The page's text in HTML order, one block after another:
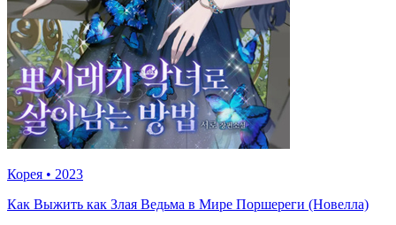
Корея • 2023
Как Выжить как Злая Ведьма в Мире Поршереги (Новелла)